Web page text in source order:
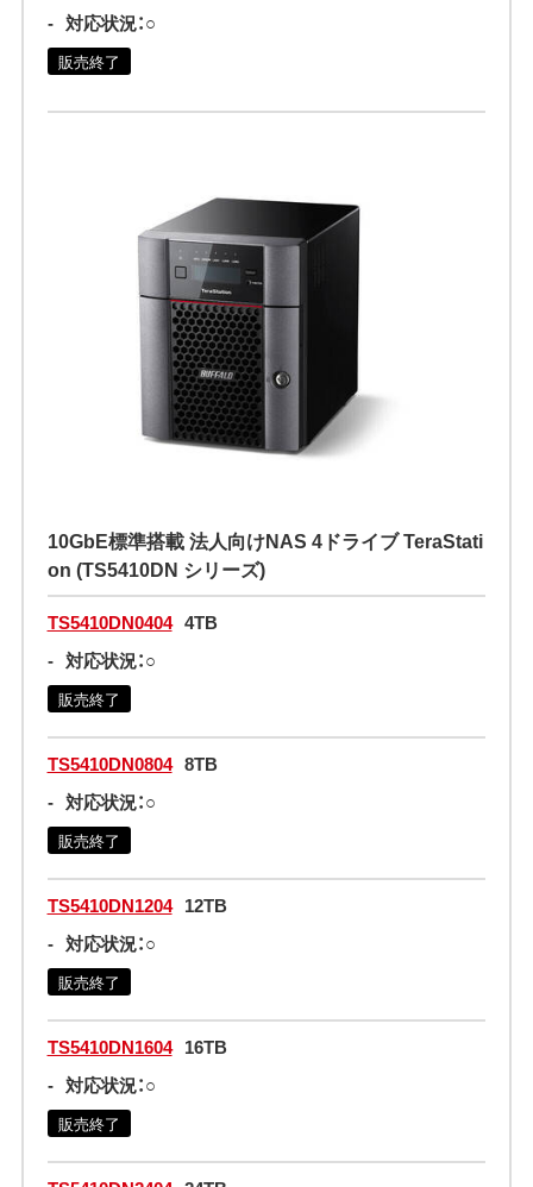
- 対応状況：○
販売終了
10GbE標準搭載 法人向けNAS 4ドライブ TeraStati
on (TS5410DN シリーズ)
TS5410DN0404 4TB
- 対応状況：○
販売終了
TS5410DN0804 8TB
- 対応状況：○
販売終了
TS5410DN1204 12TB
- 対応状況：○
販売終了
TS5410DN1604 16TB
- 対応状況：○
販売終了